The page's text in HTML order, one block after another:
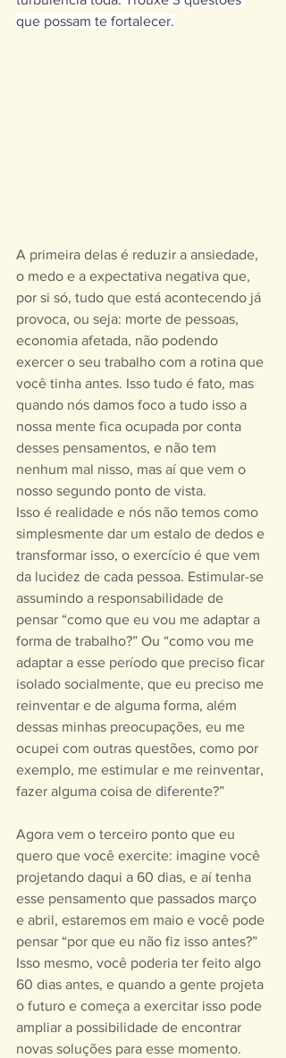
que possam te fortalecer.
A primeira delas é reduzir a ansiedade,
o medo e a expectativa negativa que,
por si só, tudo que está acontecendo já
provoca, ou seja: morte de pessoas,
economia afetada, não podendo
exercer o seu trabalho com a rotina que
você tinha antes. Isso tudo é fato, mas
quando nós damos foco a tudo isso a
nossa mente fica ocupada por conta
desses pensamentos, e não tem
nenhum mal nisso, mas aí que vem o
nosso segundo ponto de vista.
Isso é realidade e nós não temos como
simplesmente dar um estalo de dedos e
transformar isso, o exercício é que vem
da lucidez de cada pessoa. Estimular-se
assumindo a responsabilidade de
pensar “como que eu vou me adaptar a
forma de trabalho?” Ou “como vou me
adaptar a esse período que preciso ficar
isolado socialmente, que eu preciso me
reinventar e de alguma forma, além
dessas minhas preocupações, eu me
ocupei com outras questões, como por
exemplo, me estimular e me reinventar,
fazer alguma coisa de diferente?”
Agora vem o terceiro ponto que eu
quero que você exercite: imagine você
projetando daqui a 60 dias, e aí tenha
esse pensamento que passados março
e abril, estaremos em maio e você pode
pensar “por que eu não fiz isso antes?”
Isso mesmo, você poderia ter feito algo
60 dias antes, e quando a gente projeta
o futuro e começa a exercitar isso pode
ampliar a possibilidade de encontrar
novas soluções para esse momento.